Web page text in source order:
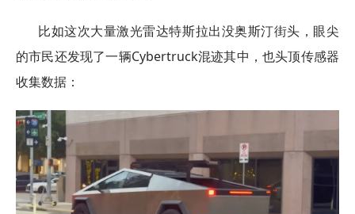
比如这次大量激光雷达特斯拉出没奥斯汀街头，眼尖
的市民还发现了一辆Cybertruck混迹其中，也头顶传感器
收集数据：